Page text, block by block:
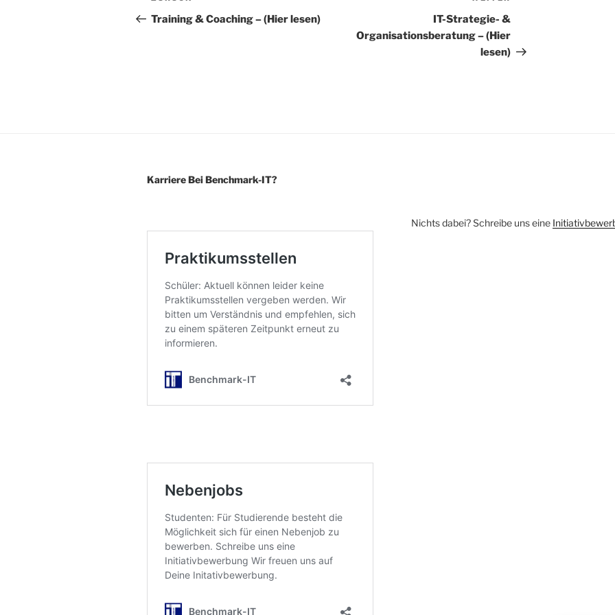
Beitrag
Training & Coaching – (Hier lesen)
IT-Strategie- &
Organisationsberatung – (Hier
lesen)
Karriere Bei Benchmark-IT?
Nichts dabei? Schreibe uns eine